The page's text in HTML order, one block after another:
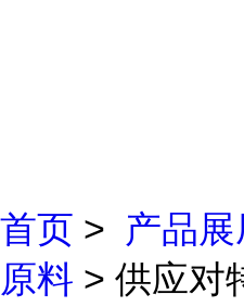
首页 > 产品展
原料 > 供应对